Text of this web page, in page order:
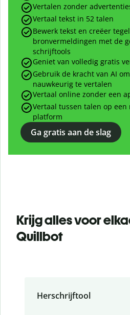
Vertalen zonder
Vertaal tekst in 52 talen
Bewerk tekst en creëer
bronvermeldingen met de
schrijftools
Geniet van volledig gratis
Gebruik de kracht van AI
nauwkeurig te vertalen
Vertaal online zonder een
Vertaal tussen talen op
platform
Ga gratis aan de slag
Krijg alles voor
Quillbot
Herschrijftool